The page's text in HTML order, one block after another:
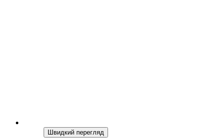
Швидкий перегляд